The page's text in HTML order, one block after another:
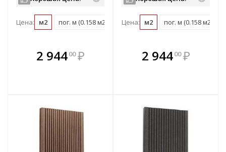
Цена: м2 пог. м (0.158 м2) шт (0.76 м2)
2 94400 ₽
В комплекте
всегда выгоднее!
Цена: м2 пог. м (0.158 м2)
В комплекте
всегда выгоднее!
2 94400 ₽